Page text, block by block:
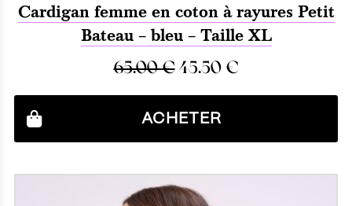
Cardigan femme en coton à rayures Petit
Bateau – bleu – Taille XL
65.00€45.50 €
ACHETER